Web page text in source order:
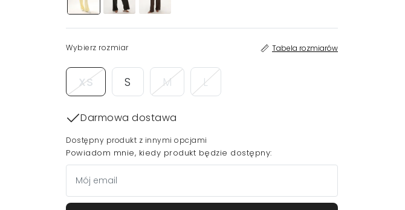
Wybierz rozmiar Tabela rozmiarów
XS S M L
Darmowa dostawa
Dostępny produkt z innymi opcjami
Powiadom mnie, kiedy produkt będzie dostępny: